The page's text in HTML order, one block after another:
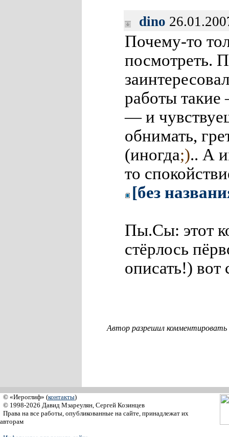
dino
Почему-то
посмотреть.
работы
— и
обнимать,
(иногда;).. А
то
[без
Пы.Сы: этот
стёрлось
описать!) вот
Автор разрешил
© «Иероглиф» (контакты)
© 1998-2026 Давид Мзареулян, Сергей Козинцев
Права на все работы, опубликованные на сайте, принадлежат их
авторам